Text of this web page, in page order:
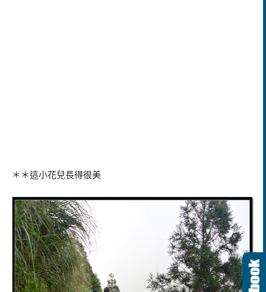
＊＊這小花兒長得很美